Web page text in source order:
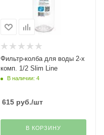
Фильтр-колба для воды 2-х
комп. 1/2 Slim Line
В наличии: 4
615руб./шт
В КОРЗИНУ